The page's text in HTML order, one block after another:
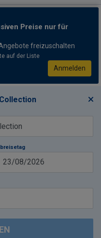
Preise nur für
freizuschalten
auf der Liste
Anmelden
23/08/2026